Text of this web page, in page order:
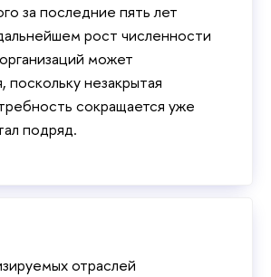
за последние пять лет
рост численности
может
поскольку незакрытая
сокращается уже
подряд.
отраслей